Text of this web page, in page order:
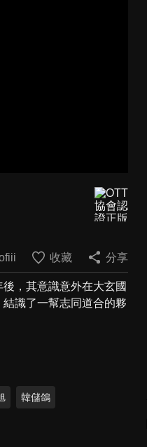
收藏 分享
，其意識意外在大玄國
識了一幫志同道合的夥
韓儲鴿